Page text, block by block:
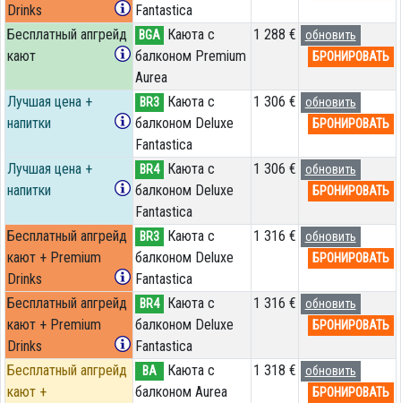
Drinks
Fantastica
Бесплатный апгрейд
кают
BGA Каюта с
балконом Premium
Aurea
1 288 €
обновить
БРОНИРОВАТЬ
Лучшая цена +
напитки
BR3
Каюта с
балконом Deluxe
Fantastica
1 306 €
обновить
БРОНИРОВАТЬ
Лучшая цена +
напитки
BR4
Каюта с
балконом Deluxe
Fantastica
1 306 €
обновить
БРОНИРОВАТЬ
Бесплатный апгрейд
кают + Premium
Drinks
BR3
Каюта с
балконом Deluxe
Fantastica
1 316 €
обновить
БРОНИРОВАТЬ
Бесплатный апгрейд
кают + Premium
Drinks
BR4
Каюта с
балконом Deluxe
Fantastica
1 316 €
обновить
БРОНИРОВАТЬ
Бесплатный апгрейд
кают +
BA
Каюта с
балконом Aurea
1 318 €
обновить
БРОНИРОВАТЬ